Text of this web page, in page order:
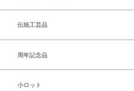
伝統工芸品
周年記念品
小ロット